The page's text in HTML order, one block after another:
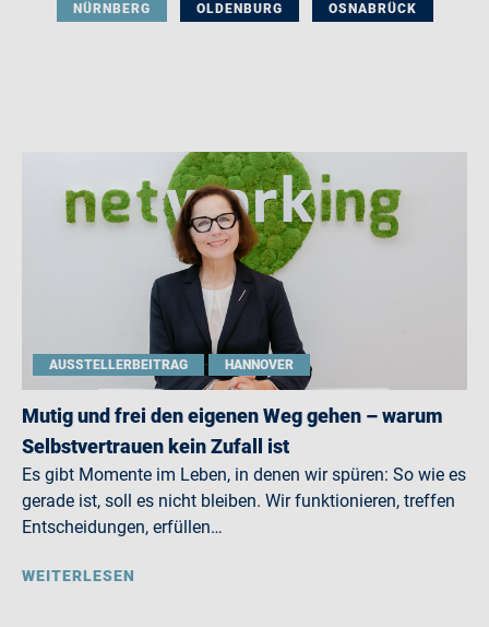
NÜRNBERG OLDENBURG OSNABRÜCK
AUSSTELLERBEITRAG HANNOVER
Mutig und frei den eigenen Weg gehen – warum
Selbstvertrauen kein Zufall ist
Es gibt Momente im Leben, in denen wir spüren: So wie es
gerade ist, soll es nicht bleiben. Wir funktionieren, treffen
Entscheidungen, erfüllen…
WEITERLESEN